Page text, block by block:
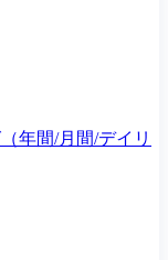
年間/月間/デイリ